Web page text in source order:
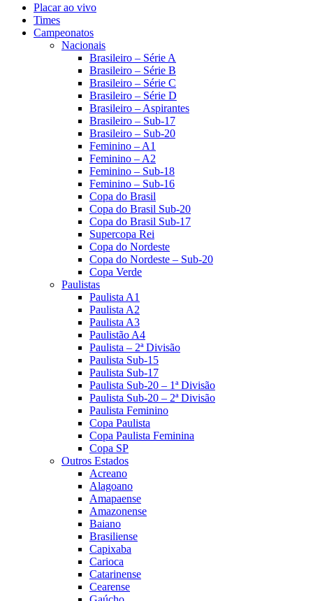
Placar ao vivo
Times
Campeonatos
Nacionais
Brasileiro – Série A
Brasileiro – Série B
Brasileiro – Série C
Brasileiro – Série D
Brasileiro – Aspirantes
Brasileiro – Sub-17
Brasileiro – Sub-20
Feminino – A1
Feminino – A2
Feminino – Sub-18
Feminino – Sub-16
Copa do Brasil
Copa do Brasil Sub-20
Copa do Brasil Sub-17
Supercopa Rei
Copa do Nordeste
Copa do Nordeste – Sub-20
Copa Verde
Paulistas
Paulista A1
Paulista A2
Paulista A3
Paulistão A4
Paulista – 2ª Divisão
Paulista Sub-15
Paulista Sub-17
Paulista Sub-20 – 1ª Divisão
Paulista Sub-20 – 2ª Divisão
Paulista Feminino
Copa Paulista
Copa Paulista Feminina
Copa SP
Outros Estados
Acreano
Alagoano
Amapaense
Amazonense
Baiano
Brasiliense
Capixaba
Carioca
Catarinense
Cearense